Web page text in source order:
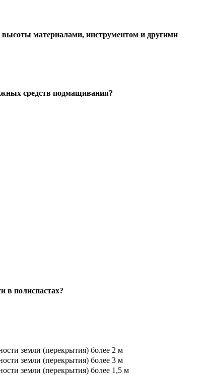
высоты материалами, инструментом и другими
средств подмащивания?
в полиспастах?
земли (перекрытия) более 2 м
земли (перекрытия) более 3 м
земли (перекрытия) более 1,5 м